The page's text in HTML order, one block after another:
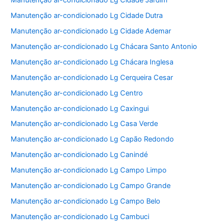
Manutenção ar-condicionado Lg Cidade Dutra
Manutenção ar-condicionado Lg Cidade Ademar
Manutenção ar-condicionado Lg Chácara Santo Antonio
Manutenção ar-condicionado Lg Chácara Inglesa
Manutenção ar-condicionado Lg Cerqueira Cesar
Manutenção ar-condicionado Lg Centro
Manutenção ar-condicionado Lg Caxingui
Manutenção ar-condicionado Lg Casa Verde
Manutenção ar-condicionado Lg Capão Redondo
Manutenção ar-condicionado Lg Canindé
Manutenção ar-condicionado Lg Campo Limpo
Manutenção ar-condicionado Lg Campo Grande
Manutenção ar-condicionado Lg Campo Belo
Manutenção ar-condicionado Lg Cambuci